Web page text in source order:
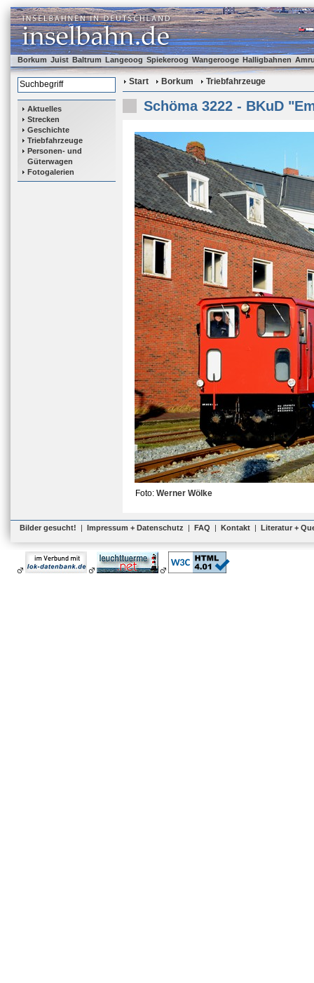
Borkum Juist Baltrum Langeoog Spiekeroog Wangerooge Halligbahnen
Aktuelles
Strecken
Geschichte
Triebfahrzeuge
Personen- und
Güterwagen
Fotogalerien
Start Borkum Triebfahrzeuge
Schöma 3222 - BKuD
Foto: Werner Wölke
Bilder gesucht! | Impressum + Datenschutz | FAQ | Kontakt | Literatur +